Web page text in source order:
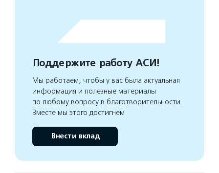
Поддержите работу АСИ!
Мы работаем, чтобы у вас была актуальная
информация и полезные материалы
по любому вопросу в благотворительности.
Вместе мы этого достигнем
Внести вклад